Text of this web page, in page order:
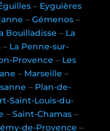
– Eyguières
– Gémenos–
Bouilladisse – La
– La Penne-sur-
Provence – Les
– Marseille –
– Plan-de-
Saint-Louis-du-
–Saint-Chamas –
de-Provence –